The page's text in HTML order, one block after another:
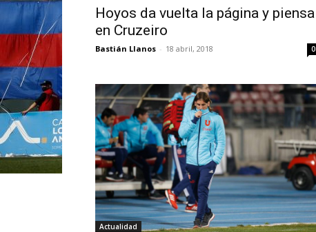
Hoyos da vuelta la página y piensa
en Cruzeiro
Bastián Llanos - 18 abril, 2018 0
Actualidad